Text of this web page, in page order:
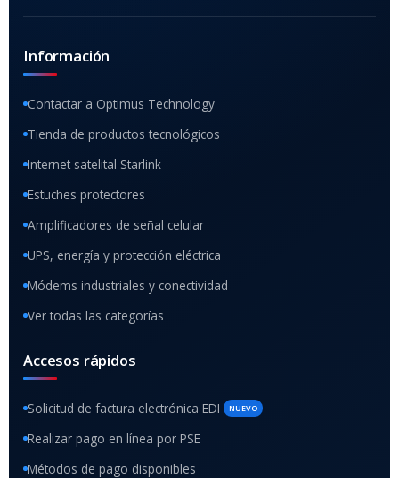
Información
Contactar a Optimus Technology
Tienda de productos tecnológicos
Internet satelital Starlink
Estuches protectores
Amplificadores de señal celular
UPS, energía y protección eléctrica
Módems industriales y conectividad
Ver todas las categorías
Accesos rápidos
Solicitud de factura electrónica EDI NUEVO
Realizar pago en línea por PSE
Métodos de pago disponibles